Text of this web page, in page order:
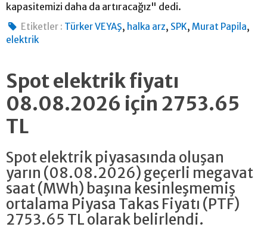
kapasitemizi daha da artıracağız" dedi.
Etiketler : Türker VEYAŞ, halka arz, SPK,Murat Papila,
elektrik
Spot elektrik fiyatı
08.08.2026 için 2753.65
TL
Spot elektrik piyasasında oluşan
yarın (08.08.2026) geçerli megavat
saat (MWh) başına kesinleşmemiş
ortalama Piyasa Takas Fiyatı (PTF)
2753.65 TL olarak belirlendi.